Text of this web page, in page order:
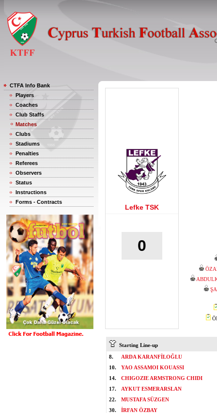
CTFA Info Bank
Players
Coaches
Club Staffs
Matches
Clubs
Stadiums
Penalties
Referees
Observers
Status
Instructions
Forms - Contracts
Lefke TSK
0
Starting Line-up
8.
ARDA KARANFİLOĞLU
10.
YAO ASSAMOI KOUASSI
14.
CHIGOZIE ARMSTRONG CHIDI
17.
AYKUT ESMERARSLAN
22.
MUSTAFA SÜZGEN
30.
İRFAN ÖZBAY